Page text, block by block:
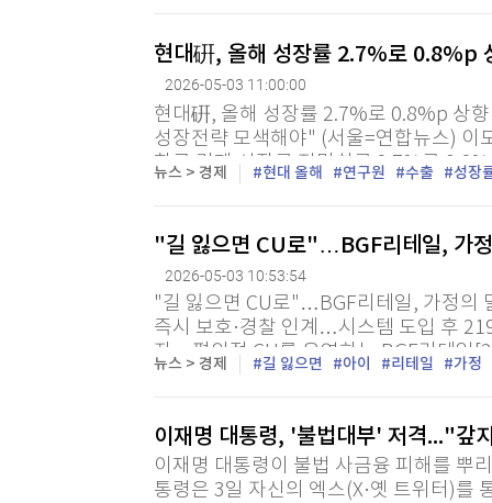
부동산/세무
[모집-3기-] 돈버는 트레이딩 투자 북클럽
투자분석
국내증시
현대硏, 올해 성장률 2.7%로
2026-05-03 11:00:00
현대硏, 올해 성장률 2.7%로 0.8%p 상
성장전략 모색해야" (서울=연합뉴스) 이
한국 경제 성장률 전망치를 2.7%로
란 전쟁 이후의 경제 전략을 생각하며'
뉴스 > 경제 현대 올해 연구원 수출 성장
"길 잃으면 CU로"…BGF리테일, 가
2026-05-03 10:53:54
"길 잃으면 CU로"…BGF리테일, 가정의
즉시 보호·경찰 인계…시스템 도입 후
자 = 편의점 CU를 운영하는 BGF리테일
동의 날을 맞아 아동 안전 인식 제고를 위
뉴스 > 경제 길 잃으면 아이 리테일 가정
이재명 대통령, '불법대부' 저격..."갚
이재명 대통령이 불법 사금융 피해를 뿌
통령은 3일 자신의 엑스(X·옛 트위터)를